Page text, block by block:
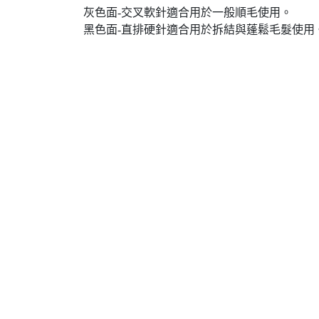
灰色面-交叉軟針適合用於一般順毛使用。
黑色面-直排硬針適合用於拆結與蓬鬆毛髮使用